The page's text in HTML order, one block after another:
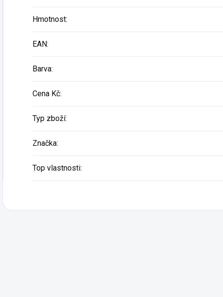
Hmotnost:
EAN:
Barva:
Cena Kč:
Typ zboží:
Značka:
Top vlastnosti: